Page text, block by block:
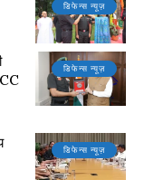
डिफेन्स न्यूज़
डिफेन्स न्यूज़
डिफेन्स न्यूज़